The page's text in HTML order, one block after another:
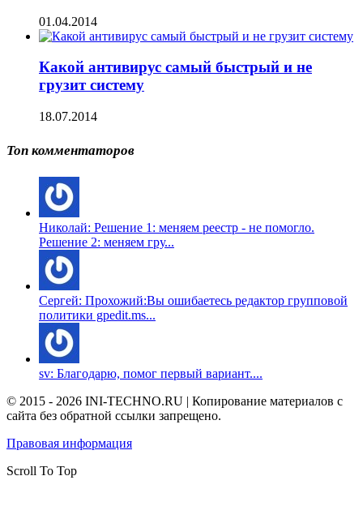
01.04.2014
Какой антивирус самый быстрый и не
грузит систему
18.07.2014
Топ комментаторов
Николай: Решение 1: меняем реестр - не помогло.
Решение 2: меняем гру...
Сергей: Прохожий:Вы ошибаетесь редактор групповой
политики gpedit.ms...
sv: Благодарю, помог первый вариант....
© 2015 - 2026 INI-TECHNO.RU | Копирование материалов с
сайта без обратной ссылки запрещено.
Правовая информация
Scroll To Top